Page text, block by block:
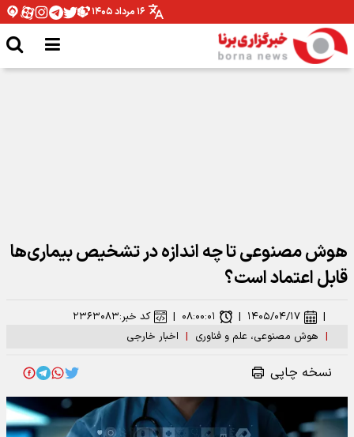
۱۶ مرداد ۱۴۰۵
هوش مصنوعی تا چه اندازه در تشخیص بیماری‌ها
قابل اعتماد است؟
| هوش مصنوعی، علم و فناوری | اخبار خارجی
| ۱۴۰۵/۰۴/۱۷ | ۰۸:۰۰:۰۱ | کد خبر:۲۳۶۳۰۸۳
نسخه چاپی